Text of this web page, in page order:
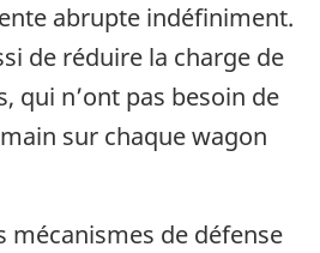
abrupte indéfiniment.
de réduire la charge de
qui n’ont pas besoin de
sur chaque wagon
mécanismes de défense